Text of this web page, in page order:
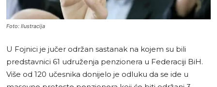
Foto: Ilustracija
U Fojnici je jučer održan sastanak na kojem su bili
predstavnici 61 udruženja penzionera u Federaciji BiH.
Više od 120 učesnika donijelo je odluku da se ide u